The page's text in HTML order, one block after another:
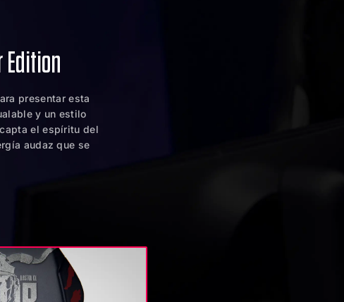
presentar esta
y un estilo
el espíritu del
audaz que se